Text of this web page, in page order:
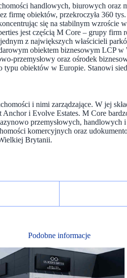
handlowych, biurowych oraz
firmę obiektów, przekroczyła 360
się na stabilnym wzroście
jest częścią M Core – grupy firm
z największych właścicieli
obiektem biznesowym LCP w
przemysłowy oraz ośrodek
typu obiektów w Europie. Stanowi
i nimi zarządzające. W jej
Anchor i Evolve Estates. M Core
przemysłowych, handlowych
komercyjnych oraz
Brytanii.
Podobne informacje